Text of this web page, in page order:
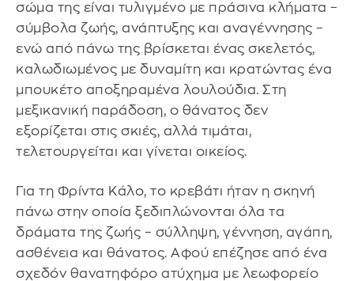
σώμα της είναι τυλιγμένο με πράσινα κλήματα –
σύμβολα ζωής, ανάπτυξης και αναγέννησης –
ενώ από πάνω της βρίσκεται ένας σκελετός,
καλωδιωμένος με δυναμίτη και κρατώντας ένα
μπουκέτο αποξηραμένα λουλούδια. Στη
μεξικανική παράδοση, ο θάνατος δεν
εξορίζεται στις σκιές, αλλά τιμάται,
τελετουργείται και γίνεται οικείος.
Για τη Φρίντα Κάλο, το κρεβάτι ήταν η σκηνή
πάνω στην οποία ξεδιπλώνονται όλα τα
δράματα της ζωής – σύλληψη, γέννηση, αγάπη,
ασθένεια και θάνατος. Αφού επέζησε από ένα
σχεδόν θανατηφόρο ατύχημα με λεωφορείο